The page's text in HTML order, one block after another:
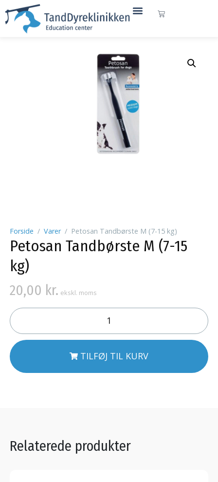
Forside Varer Petosan Tandbørste M (7-15 kg)
Petosan Tandbørste M (7-15
kg)
20,00 kr. ekskl. moms
TILFØJ TIL KURV
Relaterede produkter